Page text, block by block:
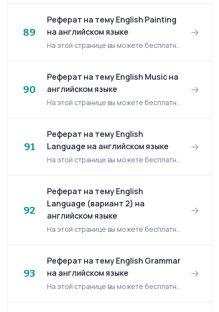
89
Реферат на тему English Painting
на английском языке
На этой странице вы можете бесплатно читать реферат на английском языке: English Painting. English Painting Our life seems to be impossible without art. It really occupies an important par...
→
90
Реферат на тему English Music на
английском языке
На этой странице вы можете бесплатно читать реферат на английском языке: English Music. English Music Culture is one of the most important components, which form every nation. It is one oc...
→
91
Реферат на тему English
Language на английском языке
На этой странице вы можете бесплатно читать реферат на английском языке: English Language. English Language 1.English Language. English Language, chief medium of communication of peo...
→
92
Реферат на тему English
Language (вариант 2) на
английском языке
На этой странице вы можете бесплатно читать реферат на английском языке: English Language. English Language We live in the modern world and you can’t imagine an educated person who doesn’t...
→
93
Реферат на тему English Grammar
на английском языке
На этой странице вы можете бесплатно читать реферат на английском языке: English Grammar. English Grammar Content American English Lexical difference Grammat...
→